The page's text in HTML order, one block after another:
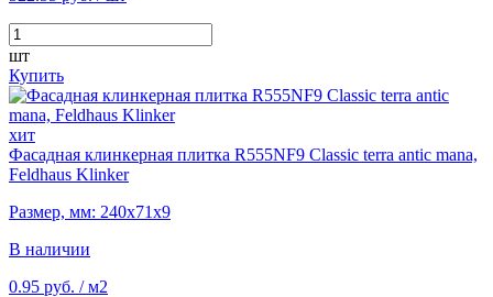
шт
Купить
хит
Фасадная клинкерная плитка R555NF9 Classic terra antic mana,
Feldhaus Klinker
Размер, мм: 240х71х9
В наличии
0.95 руб. / м2